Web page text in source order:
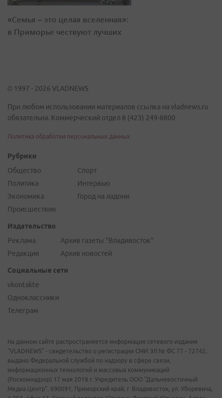
«Семья – это целая вселенная»:
в Приморье чествуют лучших
© 1997 - 2026 VLADNEWS
При любом использовании материалов ссылка на vladnews.ru
обязательна. Коммерческий отдел 8 (423) 249-8800
Политика обработки персональных данных
Рубрики
Общество
Политика
Экономика
Происшествия
Спорт
Интервью
Город на ладони
Издательство
Реклама
Редакция
Архив газеты "Владивосток"
Архив новостей
Социальные сети
vkontakte
Одноклассники
Телеграм
На данном сайте распространяется информация сетевого издания
"VLADNEWS" - свидетельство о регистрации СМИ ЭЛ № ФС 77 - 72742,
выдано Федеральной службой по надзору в сфере связи,
информационных технологий и массовых коммуникаций
(Роскомнадзор) 17 мая 2018 г. Учредитель ООО "Дальневосточный
Медиа Центр". 690091, Приморский край, г. Владивосток, ул. Уборевича,